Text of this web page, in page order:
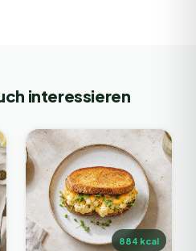
interessieren
884 kcal